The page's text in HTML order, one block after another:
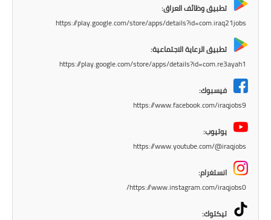
المرحلة الابتدائية
تطبيق وظائف العراق:
https://play.google.com/store/apps/details?id=com.iraq21jobs
تطبيق الرعاية الاجتماعية:
https://play.google.com/store/apps/details?id=com.re3ayah1
فيسبوك:
https://www.facebook.com/iraqjobs9
يوتيوب:
https://www.youtube.com/@iraqjobs
انستغرام:
https://www.instagram.com/iraqjobs0/
تيكتوك: